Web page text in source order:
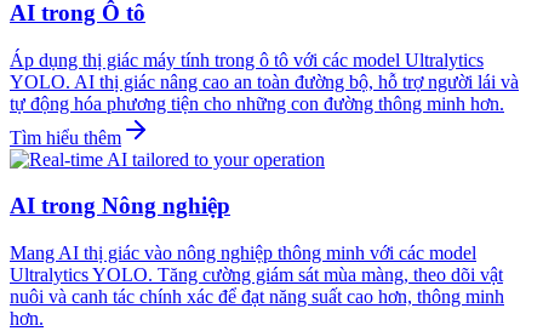
AI trong Ô tô
Áp dụng thị giác máy tính trong ô tô với các model Ultralytics
YOLO. AI thị giác nâng cao an toàn đường bộ, hỗ trợ người lái và
tự động hóa phương tiện cho những con đường thông minh hơn.
Tìm hiểu thêm
AI trong Nông nghiệp
Mang AI thị giác vào nông nghiệp thông minh với các model
Ultralytics YOLO. Tăng cường giám sát mùa màng, theo dõi vật
nuôi và canh tác chính xác để đạt năng suất cao hơn, thông minh
hơn.